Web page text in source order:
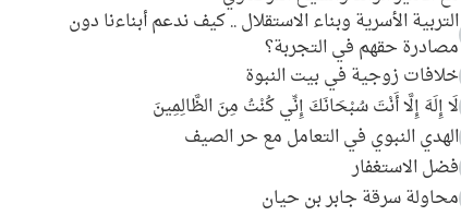
التربية الأسرية وبناء الاستقلال .. كيف ندعم أبناءنا دون
مصادرة حقهم في التجربة؟
خلافات زوجية في بيت النبوة
لَا إِلَهَ إِلَّا أَنْتَ سُبْحَانَكَ إِنِّي كُنْتُ مِنَ الظَّالِمِينَ
الهدي النبوي في التعامل مع حر الصيف
فضل الاستغفار
محاولة سرقة جابر بن حيان